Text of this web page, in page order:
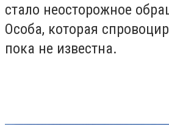
стало неосторожное
Особа, которая
пока не известна.